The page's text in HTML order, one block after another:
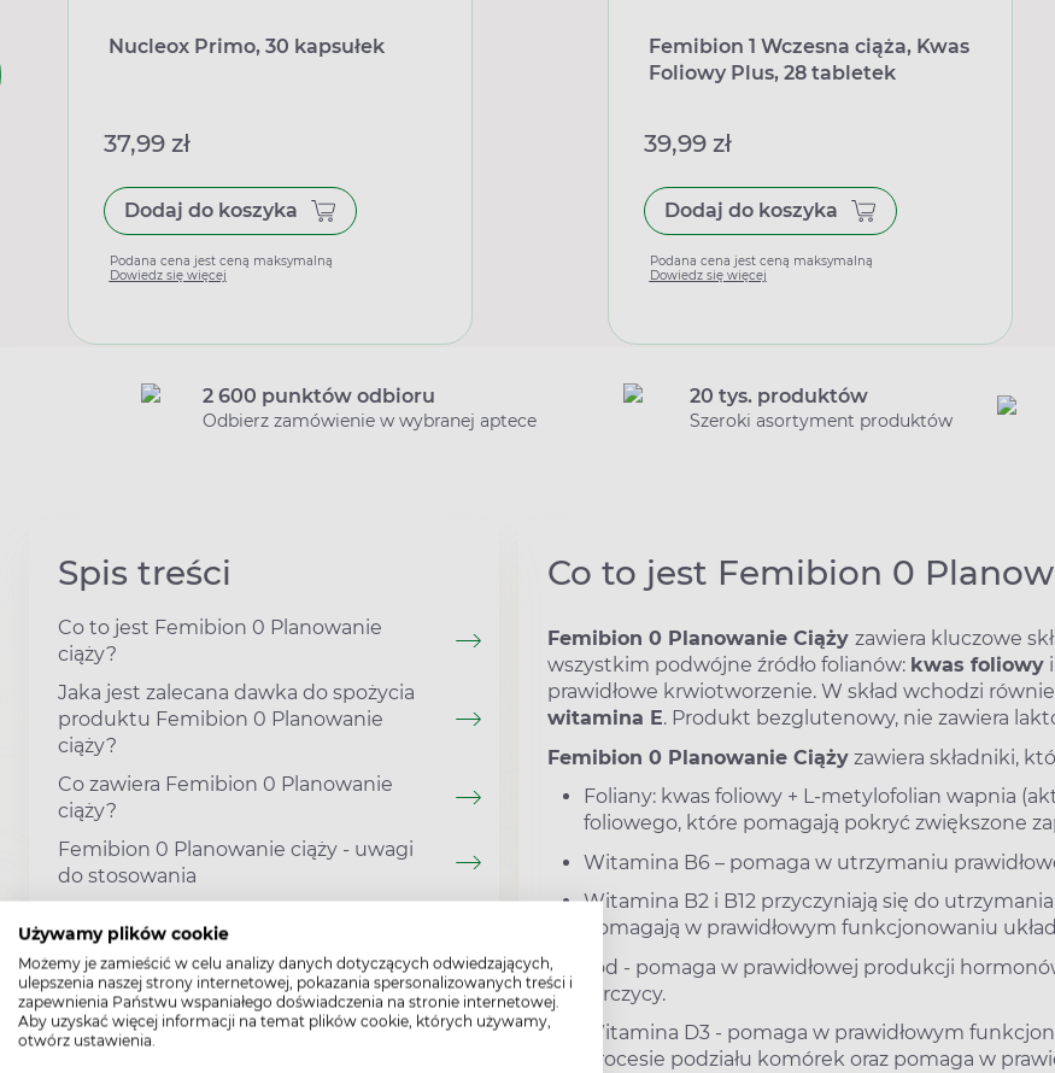
Używamy plików cookie
Możemy je zamieścić w celu analizy danych dotyczących odwiedzających,
ulepszenia naszej strony internetowej, pokazania spersonalizowanych treści i
zapewnienia Państwu wspaniałego doświadczenia na stronie internetowej.
Aby uzyskać więcej informacji na temat plików cookie, których używamy,
otwórz ustawienia.
Nucleox Primo, 30 kapsułek
37,99 zł
Dodaj do koszyka
Podana cena jest ceną maksymalną
Dowiedz się więcej
Femibion 1 Wczesna ciąża, Kwas
Foliowy Plus, 28 tabletek
39,99 zł
Dodaj do koszyka
Podana cena jest ceną maksymalną
Dowiedz się więcej
2 600 punktów odbioru
Odbierz zamówienie w wybranej aptece
20 tys. produktów
Szeroki asortyment produktów
Spis treści
Co to jest Femibion 0 Planowanie
ciąży?
Jaka jest zalecana dawka do spożycia
produktu Femibion 0 Planowanie
ciąży?
Co zawiera Femibion 0 Planowanie
ciąży?
Femibion 0 Planowanie ciąży - uwagi
do stosowania
Co to jest Femibion 0
Femibion 0 Planowanie Ciąży zawiera kluczowe
wszystkim podwójne źródło folianów: kwas foliowy i
prawidłowe krwiotworzenie. W skład wchodzi
witamina E. Produkt bezglutenowy, nie zawiera
Femibion 0 Planowanie Ciąży zawiera składniki,
Foliany: kwas foliowy + L-metylofolian wapnia
foliowego, które pomagają pokryć zwiększone
Witamina B6 – pomaga w utrzymaniu
Witamina B2 i B12 przyczyniają się do
pomagają w prawidłowym funkcjonowaniu
Jod - pomaga w prawidłowej produkcji
tarczycy.
Witamina D3 - pomaga w prawidłowym
procesie podziału komórek oraz pomaga w